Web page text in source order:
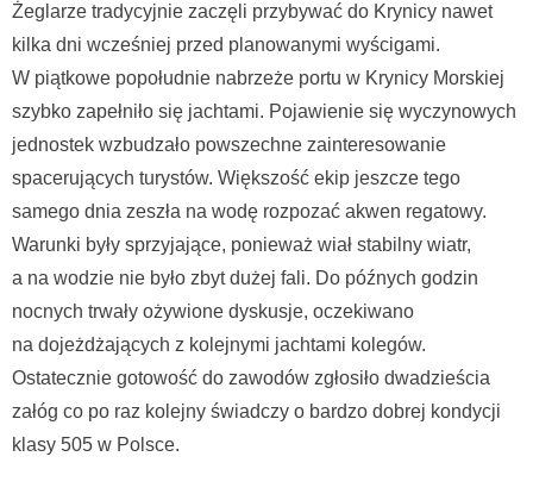
Żeglarze tradycyjnie zaczęli przybywać do Krynicy nawet
kilka dni wcześniej przed planowanymi wyścigami.
W piątkowe popołudnie nabrzeże portu w Krynicy Morskiej
szybko zapełniło się jachtami. Pojawienie się wyczynowych
jednostek wzbudzało powszechne zainteresowanie
spacerujących turystów. Większość ekip jeszcze tego
samego dnia zeszła na wodę rozpozać akwen regatowy.
Warunki były sprzyjające, ponieważ wiał stabilny wiatr,
a na wodzie nie było zbyt dużej fali. Do późnych godzin
nocnych trwały ożywione dyskusje, oczekiwano
na dojeżdżających z kolejnymi jachtami kolegów.
Ostatecznie gotowość do zawodów zgłosiło dwadzieścia
załóg co po raz kolejny świadczy o bardzo dobrej kondycji
klasy 505 w Polsce.